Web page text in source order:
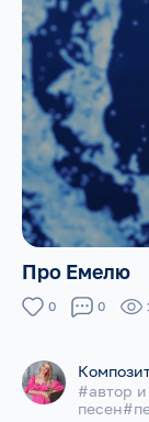
Про Емелю
0 0
#автор